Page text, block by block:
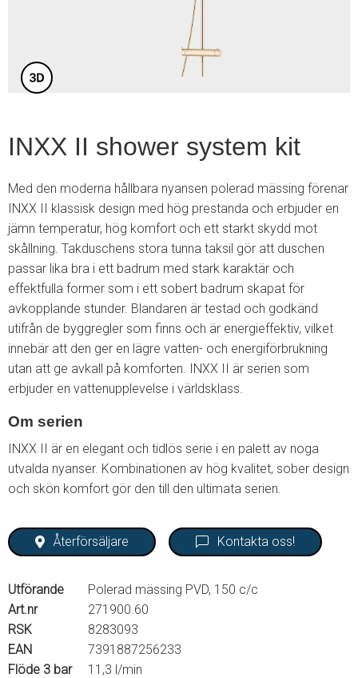
INXX II shower system kit
Med den moderna hållbara nyansen polerad mässing förenar
INXX II klassisk design med hög prestanda och erbjuder en
jämn temperatur, hög komfort och ett starkt skydd mot
skållning. Takduschens stora tunna taksil gör att duschen
passar lika bra i ett badrum med stark karaktär och
effektfulla former som i ett sobert badrum skapat för
avkopplande stunder. Blandaren är testad och godkänd
utifrån de byggregler som finns och är energieffektiv, vilket
innebär att den ger en lägre vatten- och energiförbrukning
utan att ge avkall på komforten. INXX II är serien som
erbjuder en vattenupplevelse i världsklass.
Om serien
INXX II är en elegant och tidlös serie i en palett av noga
utvalda nyanser. Kombinationen av hög kvalitet, sober design
och skön komfort gör den till den ultimata serien.
Återförsäljare Kontakta oss!
Utförande
Polerad mässing PVD, 150 c/c
Art.nr
271900.60
RSK
8283093
EAN
7391887256233
Flöde 3 bar
11,3 l/min